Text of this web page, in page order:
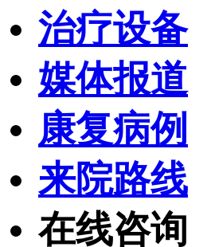
治疗设备
媒体报道
康复病例
来院路线
在线咨询